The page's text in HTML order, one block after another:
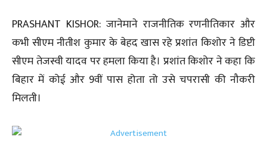
PRASHANT KISHOR: जानेमाने राजनीतिक रणनीतिकार और
कभी सीएम नीतीश कुमार के बेहद खास रहे प्रशांत किशोर ने डिप्टी
सीएम तेजस्वी यादव पर हमला किया है। प्रशांत किशोर ने कहा कि
बिहार में कोई और 9वीं पास होता तो उसे चपरासी की नौकरी
मिलती।